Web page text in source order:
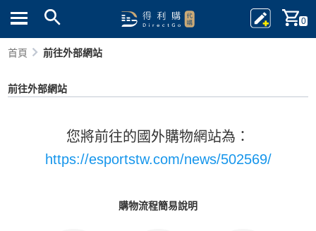
0
首頁 前往外部網站
前往外部網站
您將前往的國外購物網站為：
https://esportstw.com/news/502569/
購物流程簡易說明